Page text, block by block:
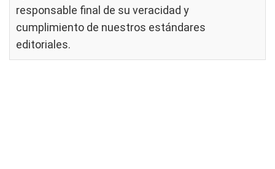
responsable final de su veracidad y
cumplimiento de nuestros estándares
editoriales.